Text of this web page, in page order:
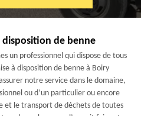
disposition de benne
un professionnel qui dispose de tous
à disposition de benne à Boiry
notre service dans le domaine,
ou d’un particulier ou encore
et le transport de déchets de toutes